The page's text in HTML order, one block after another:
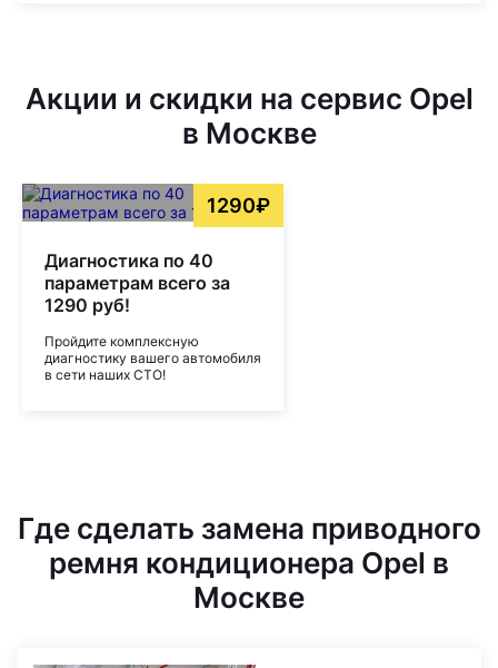
Акции и скидки на сервис Opel
в Москве
1290₽
Диагностика по 40
параметрам всего за
1290 руб!
Пройдите комплексную
диагностику вашего автомобиля
в сети наших СТО!
Где сделать замена приводного
ремня кондиционера Opel в
Москве